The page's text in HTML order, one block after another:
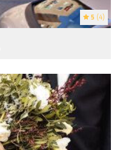
5 (4)